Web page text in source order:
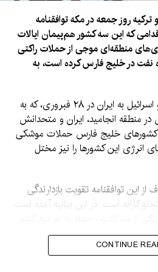
روز جمعه در مکه توافقنامه
که این سه کشور هم‌پیمان ایالات
منطقه‌ای موجی از حملات راکتی
نفت در خلیج فارس کرده است، به
از زمان حمله ایالات متحده و اسرائیل به ایران در ۲۸ فبروری، که به
منطقه انجامید، ایران و متحدانش
کشورهای خلیج فارس حملات موشکی
انرژی این کشورها را نیز مختل
این توافقنامه تقویت بازدارندگی
است. در این بیانیه آمده است
درباره تعهدات یا مسئولیت‌های هر یک
CONTINUE